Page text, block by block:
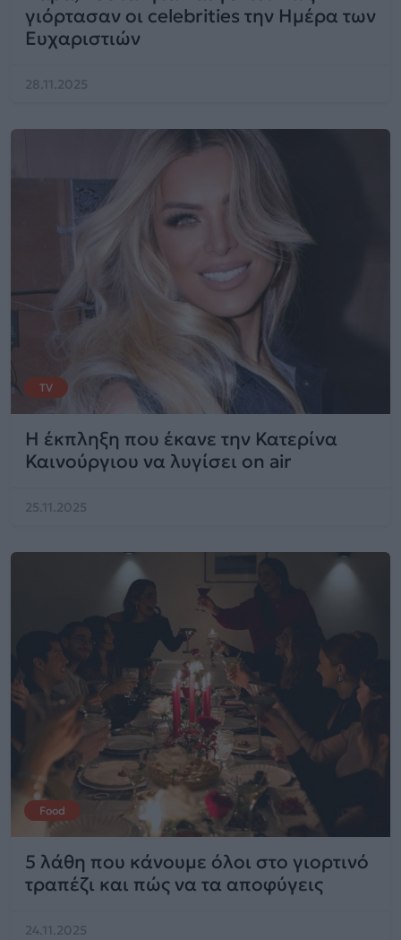
γιόρτασαν οι celebrities την Ημέρα των
Ευχαριστιών
28.11.2025
TV
Η έκπληξη που έκανε την Κατερίνα
Καινούργιου να λυγίσει on air
25.11.2025
Food
5 λάθη που κάνουμε όλοι στο γιορτινό
τραπέζι και πώς να τα αποφύγεις
24.11.2025